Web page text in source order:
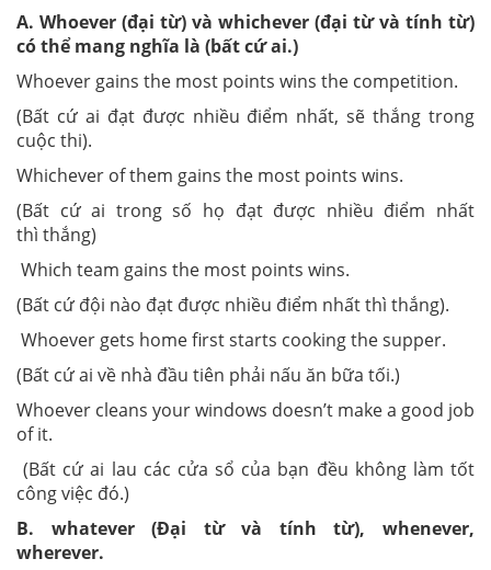
A. Whoever (đại từ) và whichever (đại từ và tính từ)
có thể mang nghĩa là (bất cứ ai.)
Whoever gains the most points wins the competition.
(Bất cứ ai đạt được nhiều điểm nhất, sẽ thắng trong
cuộc thi).
Whichever of them gains the most points wins.
(Bất cứ ai trong số họ đạt được nhiều điểm nhất
thì thắng)
Which team gains the most points wins.
(Bất cứ đội nào đạt được nhiều điểm nhất thì thắng).
Whoever gets home first starts cooking the supper.
(Bất cứ ai về nhà đầu tiên phải nấu ăn bữa tối.)
Whoever cleans your windows doesn’t make a good job
of it.
(Bất cứ ai lau các cửa sổ của bạn đều không làm tốt
công việc đó.)
B. whatever (Đại từ và tính từ), whenever,
wherever.